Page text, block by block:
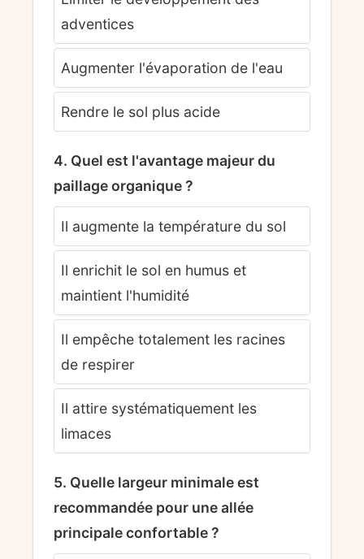
adventices
Augmenter l'évaporation de l'eau
Rendre le sol plus acide
4. Quel est l'avantage majeur du
paillage organique ?
Il augmente la température du sol
Il enrichit le sol en humus et
maintient l'humidité
Il empêche totalement les racines
de respirer
Il attire systématiquement les
limaces
5. Quelle largeur minimale est
recommandée pour une allée
principale confortable ?